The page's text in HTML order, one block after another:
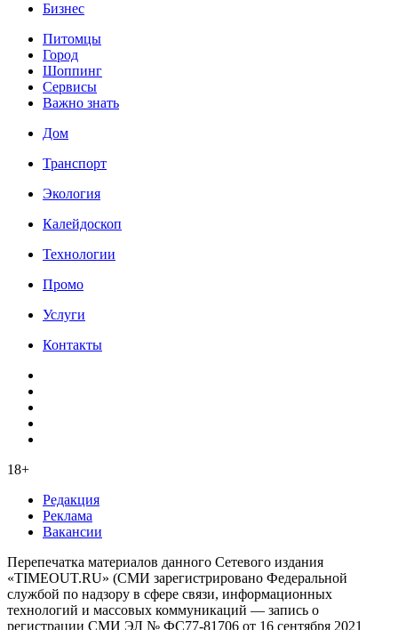
Бизнес
Питомцы
Город
Шоппинг
Сервисы
Важно знать
Дом
Транспорт
Экология
Калейдоскоп
Технологии
Промо
Услуги
Контакты
18+
Редакция
Реклама
Вакансии
Перепечатка материалов данного Сетевого издания
«TIMEOUT.RU» (СМИ зарегистрировано Федеральной
службой по надзору в сфере связи, информационных
технологий и массовых коммуникаций — запись о
регистрации СМИ ЭЛ № ФС77-81706 от 16 сентября 2021